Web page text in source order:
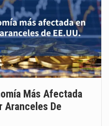
Más Afectada
Aranceles De